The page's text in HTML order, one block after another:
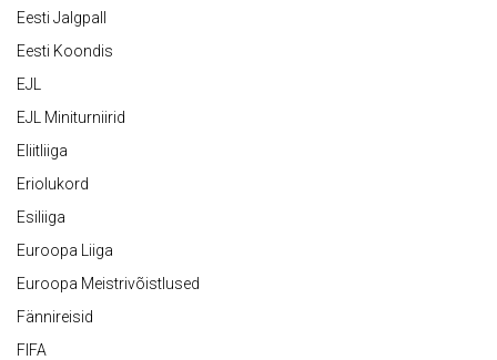
Eesti Jalgpall
Eesti Koondis
EJL
EJL Miniturniirid
Eliitliiga
Eriolukord
Esiliiga
Euroopa Liiga
Euroopa Meistrivõistlused
Fännireisid
FIFA